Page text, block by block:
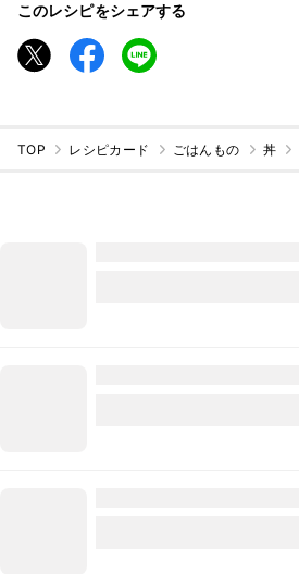
このレシピをシェアする
TOP レシピカード ごはんもの 丼